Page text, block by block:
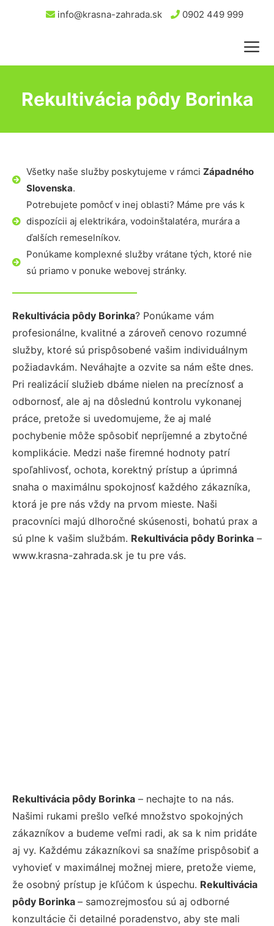
info@krasna-zahrada.sk 0902 449 999
Rekultivácia pôdy Borinka
Všetky naše služby poskytujeme v rámci Západného
Slovenska.
Potrebujete pomôcť v inej oblasti? Máme pre vás k
dispozícii aj elektrikára, vodoinštalatéra, murára a
ďalších remeselníkov.
Ponúkame komplexné služby vrátane tých, ktoré nie
sú priamo v ponuke webovej stránky.
Rekultivácia pôdy Borinka? Ponúkame vám
profesionálne, kvalitné a zároveň cenovo rozumné
služby, ktoré sú prispôsobené vašim individuálnym
požiadavkám. Neváhajte a ozvite sa nám ešte dnes.
Pri realizácií služieb dbáme nielen na precíznosť a
odbornosť, ale aj na dôslednú kontrolu vykonanej
práce, pretože si uvedomujeme, že aj malé
pochybenie môže spôsobiť nepríjemné a zbytočné
komplikácie. Medzi naše firemné hodnoty patrí
spoľahlivosť, ochota, korektný prístup a úprimná
snaha o maximálnu spokojnosť každého zákazníka,
ktorá je pre nás vždy na prvom mieste. Naši
pracovníci majú dlhoročné skúsenosti, bohatú prax a
sú plne k vašim službám. Rekultivácia pôdy Borinka –
www.krasna-zahrada.sk je tu pre vás.
Rekultivácia pôdy Borinka – nechajte to na nás.
Našimi rukami prešlo veľké množstvo spokojných
zákazníkov a budeme veľmi radi, ak sa k nim pridáte
aj vy. Každému zákazníkovi sa snažíme prispôsobiť a
vyhovieť v maximálnej možnej miere, pretože vieme,
že osobný prístup je kľúčom k úspechu. Rekultivácia
pôdy Borinka – samozrejmosťou sú aj odborné
konzultácie či detailné poradenstvo, aby ste mali